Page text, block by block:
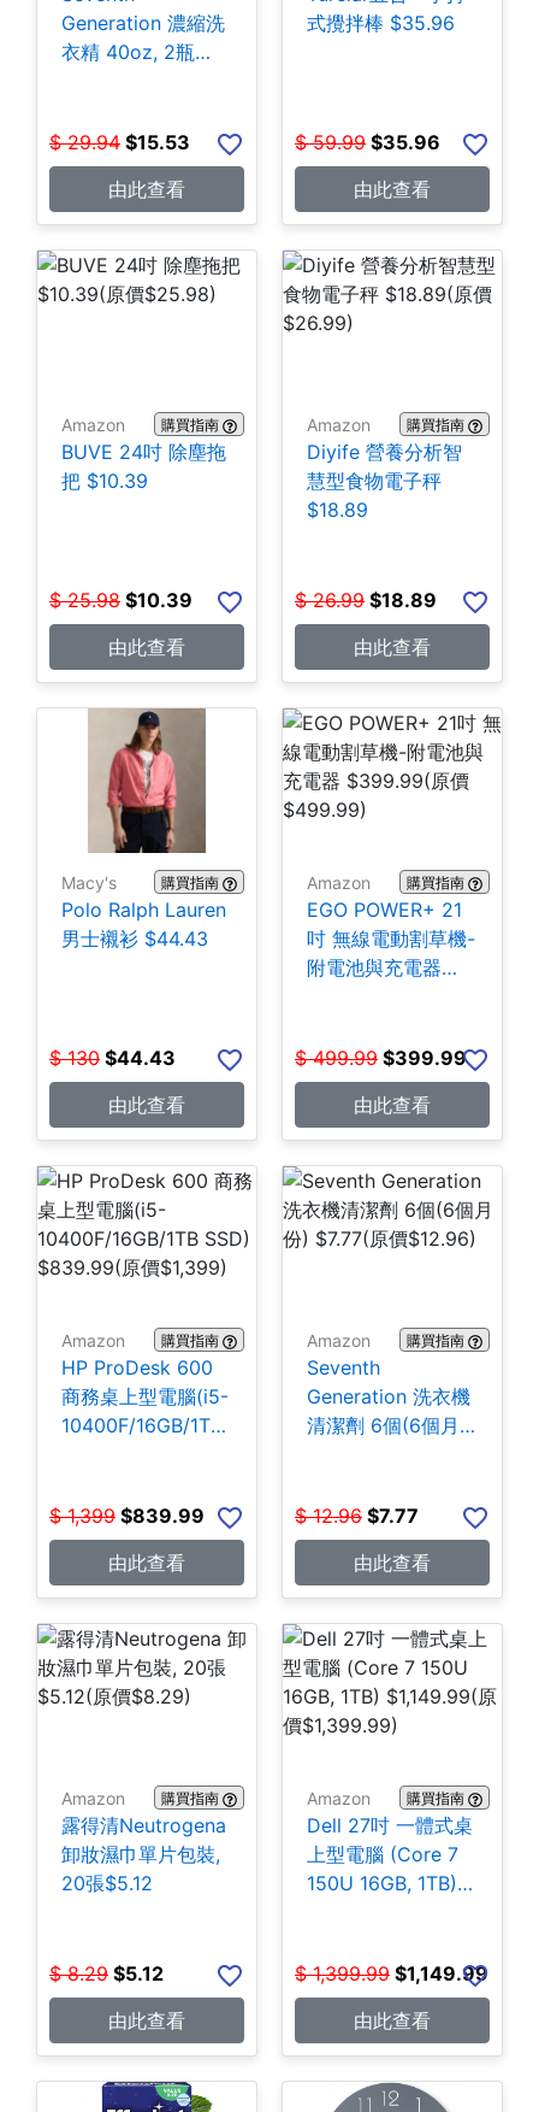
Generation 濃縮洗
衣精 40oz, 2瓶
$ 29.94 $15.53
由此查看
式攪拌棒 $35.96
$ 59.99 $35.96
由此查看
Amazon 購買指南
BUVE 24吋 除塵拖
把 $10.39
$ 25.98 $10.39
由此查看
Amazon 購買指南
Diyife 營養分析智
慧型食物電子秤
$18.89
$ 26.99 $18.89
由此查看
Macy's 購買指南
Polo Ralph Lauren
男士襯衫 $44.43
$ 130 $44.43
由此查看
Amazon 購買指南
EGO POWER+ 21
吋 無線電動割草機-
附電池與充電器
$ 499.99 $399.99
由此查看
Amazon 購買指南
HP ProDesk 600
商務桌上型電腦(i5-
10400F/16GB/1TB
$ 1,399 $839.99
由此查看
Amazon 購買指南
Seventh
Generation 洗衣機
清潔劑 6個(6個月
$ 12.96 $7.77
由此查看
Amazon 購買指南
露得清Neutrogena
卸妝濕巾單片包裝,
20張$5.12
$ 8.29 $5.12
由此查看
Amazon 購買指南
Dell 27吋 一體式桌
上型電腦 (Core 7
150U 16GB, 1TB)
$ 1,399.99 $1,149.99
由此查看